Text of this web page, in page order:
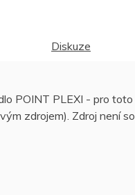
Diskuze
POINT PLEXI - pro
zdrojem). Zdroj není